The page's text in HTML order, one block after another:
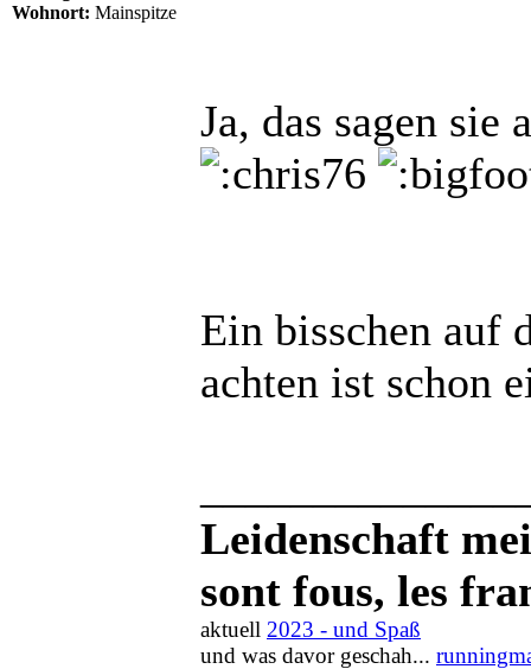
Wohnort: Mainspitze
Ja, das sagen
Ein bisschen auf
achten ist schon
Leidenschaft
sont fous, les
aktuell 2023 - und Spaß
und was davor geschah...